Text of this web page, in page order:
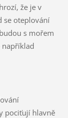
že je v
se oteplování
s mořem
pociťují hlavně